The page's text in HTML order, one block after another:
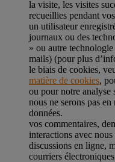
la visite, les visites
recueillies pendant
un utilisateur
journaux ou des
» ou autre
mails) (pour plus
le biais de cookies,
matière de cookies,
ou pour notre analyse
nous ne serons pas
données.
vos commentaires,
interactions avec
discussions en ligne,
courriers